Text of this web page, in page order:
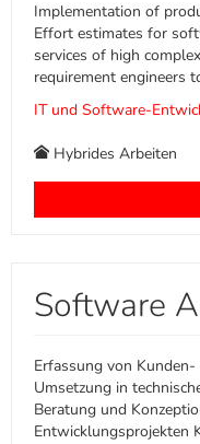
Implementation of
Effort estimates for
services of high
requirement engineers
IT und Software-
Hybrides Arbeiten
Software
Erfassung von
Umsetzung in
Beratung und
Entwicklungsprojekten